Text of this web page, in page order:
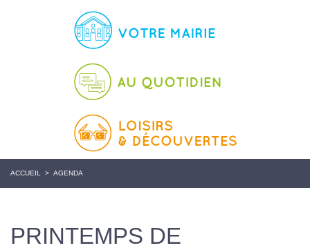
ACCUEIL > AGENDA
PRINTEMPS DE